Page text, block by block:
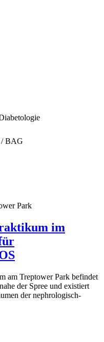
/ BAG
Park
im
am Treptower Park befindet
der Spree und existiert
der nephrologisch-